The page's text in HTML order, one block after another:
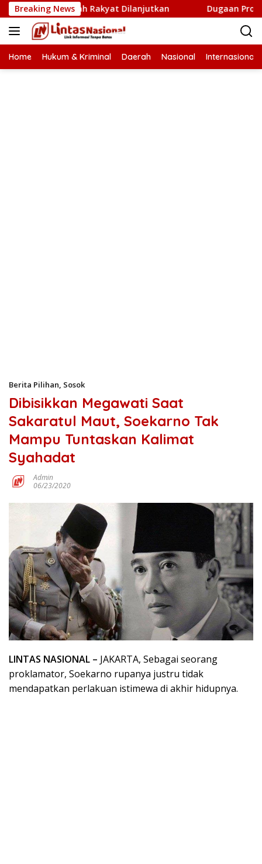
Langsung
ke
konten
Breaking News
Sawah Rakyat Dilanjutkan Dugaan Proyek
Home Hukum & Kriminal Daerah Nasional Internasional
Berita Pilihan, Sosok
Dibisikkan Megawati Saat
Sakaratul Maut, Soekarno Tak
Mampu Tuntaskan Kalimat
Syahadat
Admin
06/23/2020
LINTAS NASIONAL – JAKARTA, Sebagai seorang
proklamator, Soekarno rupanya justru tidak
mendapatkan perlakuan istimewa di akhir hidupnya.